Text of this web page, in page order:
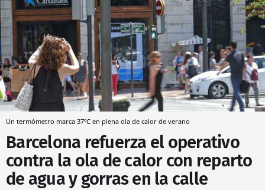
Un termómetro marca 37ºC en plena ola de calor de verano
Barcelona refuerza el operativo
contra la ola de calor con reparto
de agua y gorras en la calle